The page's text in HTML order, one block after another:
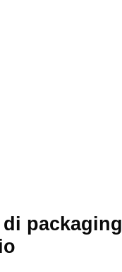
di packaging